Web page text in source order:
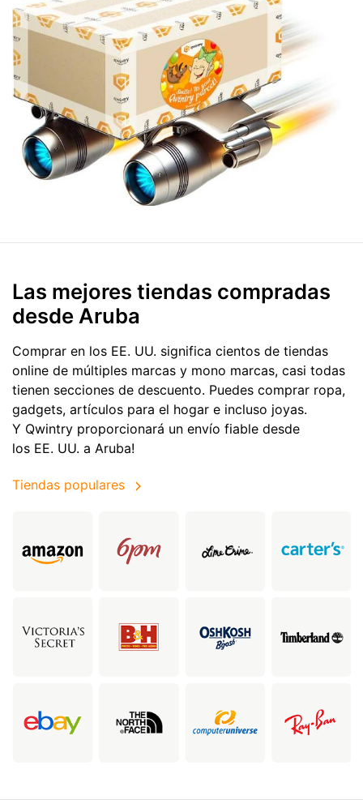
Las mejores tiendas compradas
desde Aruba
Comprar en los EE. UU. significa cientos de tiendas
online de múltiples marcas y mono marcas, casi todas
tienen secciones de descuento. Puedes comprar ropa,
gadgets, artículos para el hogar e incluso joyas.
Y Qwintry proporcionará un envío fiable desde
los EE. UU. a Aruba!
Tiendas populares